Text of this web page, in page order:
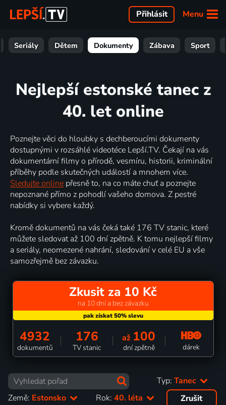
Menu
Přihlásit
Seriály Dětem Dokumenty Zábava Sport
Nejlepší estonské tanec z
40. let online
Poznejte věci do hloubky s dechberoucími dokumenty
dostupnými v rozsáhlé videotéce Lepší.TV. Čekají na vás
dokumentární filmy o přírodě, vesmíru, historii, kriminální
příběhy podle skutečných událostí a mnohem více.
Sledujte online přesně to, na co máte chuť a poznejte
nepoznané přímo z pohodlí vašeho domova. Z pestré
nabídky si vybere každý.
Kromě dokumentů na vás čeká také 176 TV stanic, které
můžete sledovat až 100 dní zpětně. K tomu nejlepší filmy
a seriály, neomezené nahrání, sledování v celé EU a vše
samozřejmě bez závazku.
Zkusit za 10 Kč
na 10 dní a bez závazku
4932
dokumentů
176
TV stanic
až 100
dní zpětně dárek
Typ: Tanec
Země: Estonsko Rok:40. léta Zrušit